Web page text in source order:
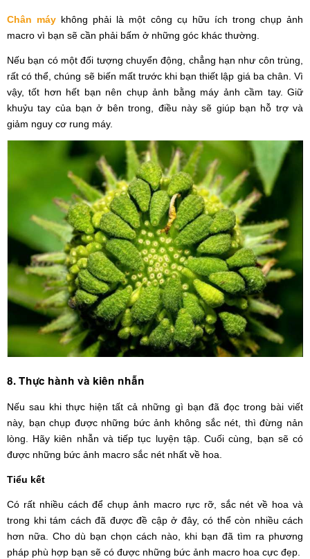
Chân máy không phải là một công cụ hữu ích trong chụp ảnh
macro vì bạn sẽ cần phải bấm ở những góc khác thường.
Nếu bạn có một đối tượng chuyển động, chẳng hạn như côn trùng,
rất có thể, chúng sẽ biến mất trước khi bạn thiết lập giá ba chân. Vì
vậy, tốt hơn hết bạn nên chụp ảnh bằng máy ảnh cầm tay. Giữ
khuỷu tay của bạn ở bên trong, điều này sẽ giúp bạn hỗ trợ và
giảm nguy cơ rung máy.
8. Thực hành và kiên nhẫn
Nếu sau khi thực hiện tất cả những gì bạn đã đọc trong bài viết
này, bạn chụp được những bức ảnh không sắc nét, thì đừng nản
lòng. Hãy kiên nhẫn và tiếp tục luyện tập. Cuối cùng, bạn sẽ có
được những bức ảnh macro sắc nét nhất về hoa.
Tiểu kết
Có rất nhiều cách để chụp ảnh macro rực rỡ, sắc nét về hoa và
trong khi tám cách đã được đề cập ở đây, có thể còn nhiều cách
hơn nữa. Cho dù bạn chọn cách nào, khi bạn đã tìm ra phương
pháp phù hợp bạn sẽ có được những bức ảnh macro hoa cực đẹp.